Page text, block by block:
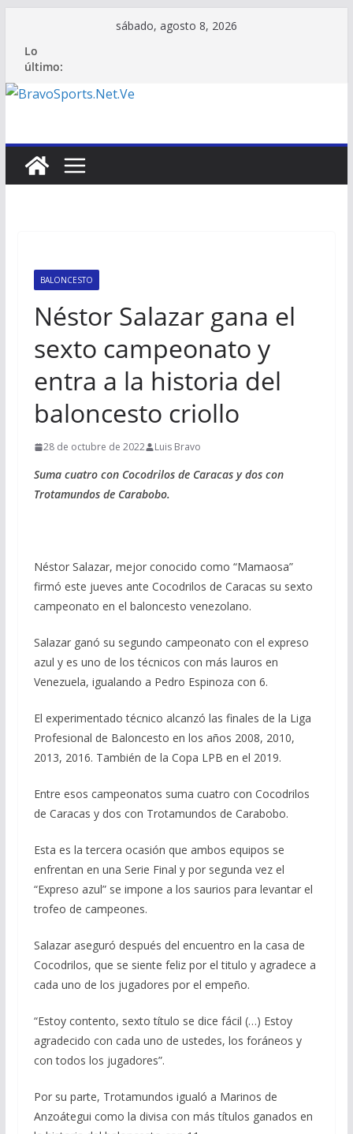
contenido
sábado, agosto 8, 2026
Lo
último:
BALONCESTO
Néstor Salazar gana el
sexto campeonato y
entra a la historia del
baloncesto criollo
28 de octubre de 2022 Luis Bravo
Suma cuatro con Cocodrilos de Caracas y dos con
Trotamundos de Carabobo.
Néstor Salazar, mejor conocido como “Mamaosa”
firmó este jueves ante Cocodrilos de Caracas su sexto
campeonato en el baloncesto venezolano.
Salazar ganó su segundo campeonato con el expreso
azul y es uno de los técnicos con más lauros en
Venezuela, igualando a Pedro Espinoza con 6.
El experimentado técnico alcanzó las finales de la Liga
Profesional de Baloncesto en los años 2008, 2010,
2013, 2016. También de la Copa LPB en el 2019.
Entre esos campeonatos suma cuatro con Cocodrilos
de Caracas y dos con Trotamundos de Carabobo.
Esta es la tercera ocasión que ambos equipos se
enfrentan en una Serie Final y por segunda vez el
“Expreso azul” se impone a los saurios para levantar el
trofeo de campeones.
Salazar aseguró después del encuentro en la casa de
Cocodrilos, que se siente feliz por el titulo y agradece a
cada uno de los jugadores por el empeño.
“Estoy contento, sexto título se dice fácil (…) Estoy
agradecido con cada uno de ustedes, los foráneos y
con todos los jugadores”.
Por su parte, Trotamundos igualó a Marinos de
Anzoátegui como la divisa con más títulos ganados en